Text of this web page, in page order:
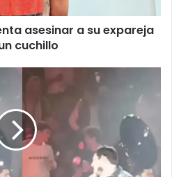
asesinar a su expareja
cuchillo